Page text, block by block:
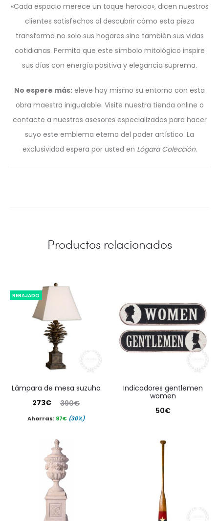
«Cada espacio merece un toque heroico», dicen nuestros
clientes satisfechos al descubrir cómo esta pieza
transforma no solo sus hogares sino también sus vidas
cotidianas. Permita que este símbolo mitológico inspire
sus días con energía positiva y elegancia suprema.
No espere más: eleve hoy mismo su entorno con esta
obra maestra inigualable. Visite nuestra tienda online o
contacte a nuestros asesores especializados para hacer
suyo este emblema eterno del poder artístico. La
exclusividad espera por usted en Lógara Colección.
Productos relacionados
REBAJADO
lámpara de mesa suzuha
390€
El
precio
era:
390€.
273€
precioAhorras: 97€ (30%)
indicadores gentlemen
women
50€